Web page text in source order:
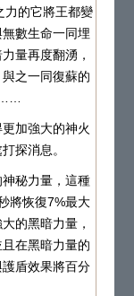
的它將王都變
數生命一同埋
量再度翻湧，
之一同復蘇的
加強大的神火
探消息。
秘力量，這種
將恢復7%最大
的黑暗力量，
在黑暗力量的
盾效果將百分